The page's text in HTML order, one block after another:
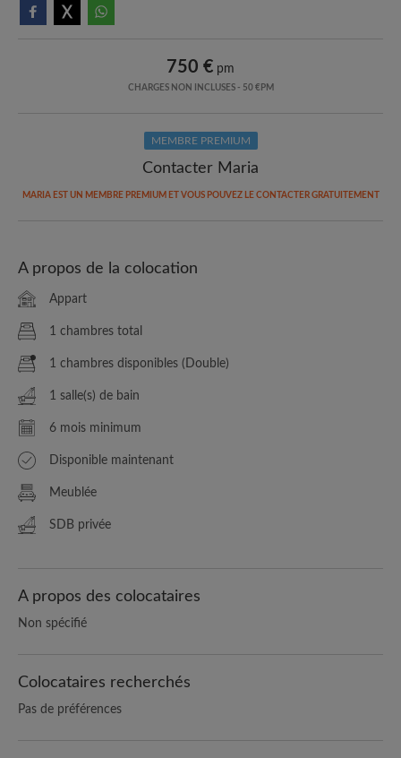
750 € pm
CHARGES NON INCLUSES - 50 €PM
MEMBRE PREMIUM
Contacter Maria
MARIA EST UN MEMBRE PREMIUM ET VOUS POUVEZ LE CONTACTER GRATUITEMENT
A propos de la colocation
Appart
1 chambres total
1 chambres disponibles (Double)
1 salle(s) de bain
6 mois minimum
Disponible maintenant
Meublée
SDB privée
A propos des colocataires
Non spécifié
Colocataires recherchés
Pas de préférences